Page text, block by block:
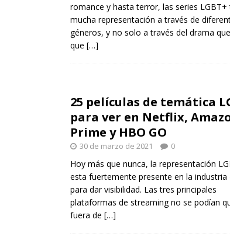
romance y hasta terror, las series LGBT+
mucha representación a través de
géneros, y no solo a través del drama
que […]
25 películas de temática
para ver en Netflix,
Prime y HBO GO
30 de marzo de 2021 0
Hoy más que nunca, la representación
esta fuertemente presente en la industria
para dar visibilidad. Las tres principales
plataformas de streaming no se podían
fuera de […]